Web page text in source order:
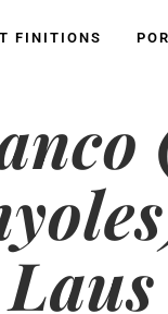
FINITIONS